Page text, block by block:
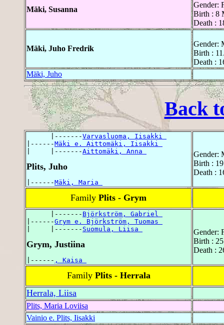
Mäki, Susanna
Gender:
Birth : 8
Death :
Mäki, Juho Fredrik
Gender:
Birth :
Death :
Mäki, Juho
Back
      |-------
Varvasluoma, Iisakki
|------Mäki e. Aittomäki, Iisakki
|     |-------Aittomäki, Anna
Plits, Juho
|------Mäki, Maria
Gender:
Birth :
Death :
Family Plits - Grym
      |-------
Björkström, Gabriel
|------Grym e. Björkström, Tuomas
|     |------- Suomula, Liisa
Grym, Justiina
|------ , Kaisa
Gender:
Birth :
Death :
Family Plits - Herrala
Herrala, Liisa
Plits, Maria Loviisa
Vainio e. Plits, Iisakki